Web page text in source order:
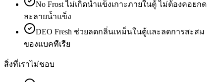
No Frost ไม่เกิดน้ำแข็งเกาะภายในตู้ ไม่ต้องคอยกด
ละลายน้ำแข็ง
DEO Fresh ช่วยลดกลิ่นเหม็นในตู้และลดการสะสม
ของแบคทีเรีย
สิ่งที่เราไม่ชอบ